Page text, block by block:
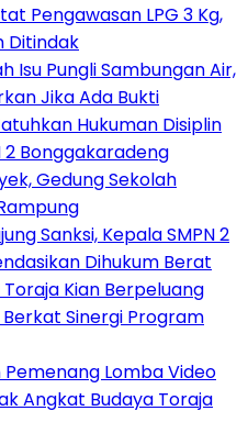
Pengawasan LPG 3 Kg,
Ditindak
Isu Pungli Sambungan Air,
Jika Ada Bukti
Hukuman Disiplin
2 Bonggakaradeng
Gedung Sekolah
Sanksi, Kepala SMPN 2
Dihukum Berat
Kian Berpeluang
Sinergi Program
Lomba Video
Angkat Budaya Toraja